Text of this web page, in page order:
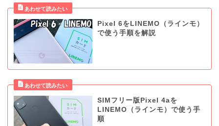
Pixel 6をLINEMO（ラインモ）
で使う手順を解説
SIMフリー版Pixel 4aを
LINEMO（ラインモ）で使う手
順